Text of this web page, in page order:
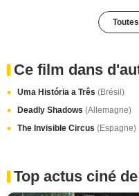
Ce film dans
Uma História a Três (Brésil)
Deadly Shadows (Allemagne)
The Invisible Circus (Espagne)
Top actus ciné